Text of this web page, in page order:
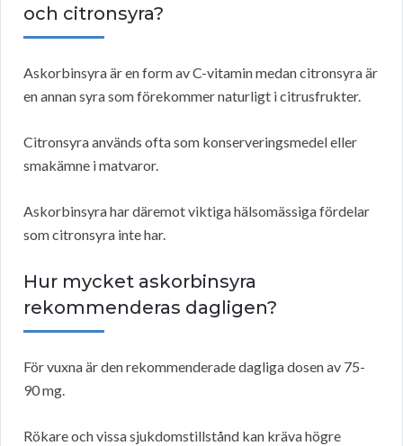
och citronsyra?
Askorbinsyra är en form av C-vitamin medan citronsyra är
en annan syra som förekommer naturligt i citrusfrukter.
Citronsyra används ofta som konserveringsmedel eller
smakämne i matvaror.
Askorbinsyra har däremot viktiga hälsomässiga fördelar
som citronsyra inte har.
Hur mycket askorbinsyra
rekommenderas dagligen?
För vuxna är den rekommenderade dagliga dosen av 75-
90 mg.
Rökare och vissa sjukdomstillstånd kan kräva högre